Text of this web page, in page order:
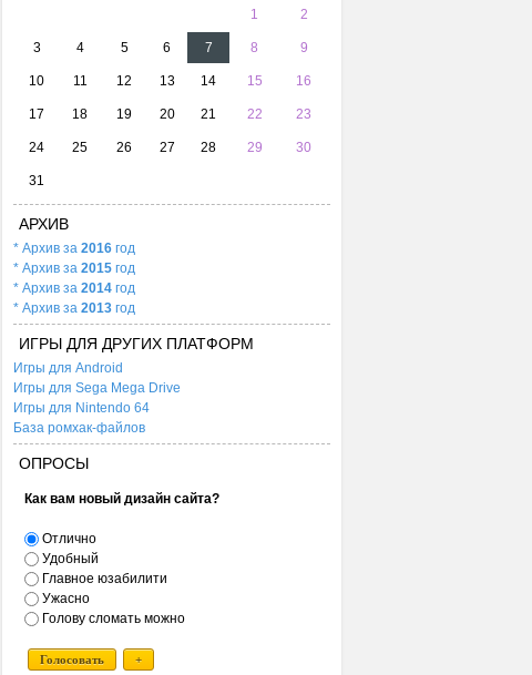
1 2
3 4 5 6 7 8 9
10 11 12 13 14 15 16
17 18 19 20 21 22 23
24 25 26 27 28 29 30
31
АРХИВ
* Архив за 2016 год
* Архив за 2015 год
* Архив за 2014 год
* Архив за 2013 год
ИГРЫ ДЛЯ ДРУГИХ ПЛАТФОРМ
Игры для Android
Игры для Sega Mega Drive
Игры для Nintendo 64
База ромхак-файлов
ОПРОСЫ
Как вам новый дизайн сайта?
Отлично
Удобный
Главное юзабилити
Ужасно
Голову сломать можно
Голосовать +